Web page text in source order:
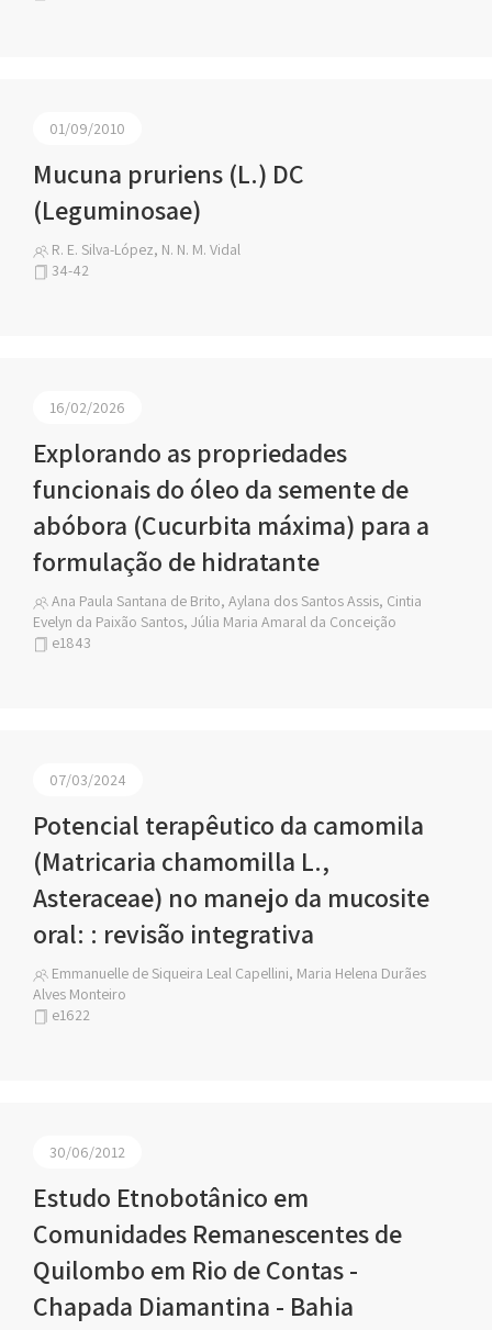
01/09/2010
Mucuna pruriens (L.) DC
(Leguminosae)
R. E. Silva-López, N. N. M. Vidal
34-42
16/02/2026
Explorando as propriedades
funcionais do óleo da semente de
abóbora (Cucurbita máxima) para a
formulação de hidratante
Ana Paula Santana de Brito, Aylana dos Santos Assis, Cintia
Evelyn da Paixão Santos, Júlia Maria Amaral da Conceição
e1843
07/03/2024
Potencial terapêutico da camomila
(Matricaria chamomilla L.,
Asteraceae) no manejo da mucosite
oral: : revisão integrativa
Emmanuelle de Siqueira Leal Capellini, Maria Helena Durães
Alves Monteiro
e1622
30/06/2012
Estudo Etnobotânico em
Comunidades Remanescentes de
Quilombo em Rio de Contas -
Chapada Diamantina - Bahia